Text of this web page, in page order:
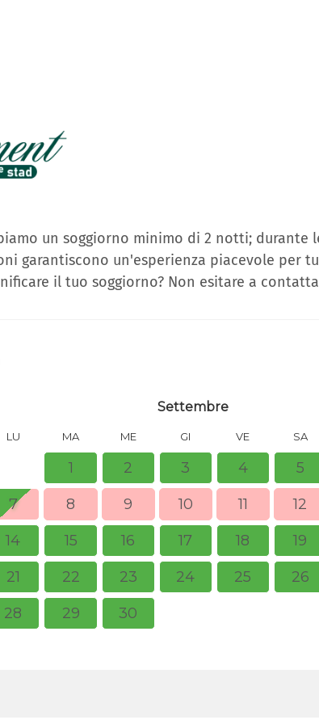
un soggiorno minimo di 2 notti; durante
garantiscono un'esperienza piacevole per
il tuo soggiorno? Non esitare a
Settembre
LU MA ME GI VE SA
1 2 3 4 5
7 8 9 10 11 12
14 15 16 17 18 19
21 22 23 24 25 26
28 29 30